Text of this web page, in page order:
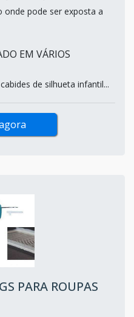
onde pode ser exposta a
EM VÁRIOS
de silhueta infantil...
PARA ROUPAS